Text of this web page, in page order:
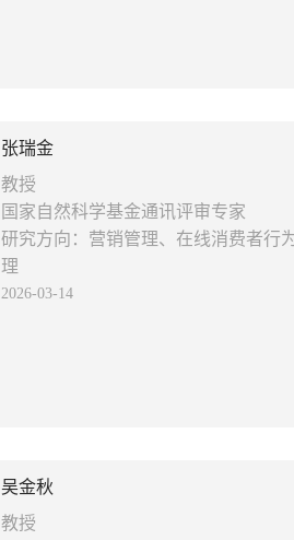
张瑞金
教授
国家自然科学基金通讯评审专家
研究方向：营销管理、在线消费者行
理
2026-03-14
吴金秋
教授